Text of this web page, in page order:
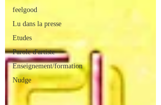
feelgood
Lu dans la presse
Etudes
Parole d'artiste
Enseignement/formation
Nudge